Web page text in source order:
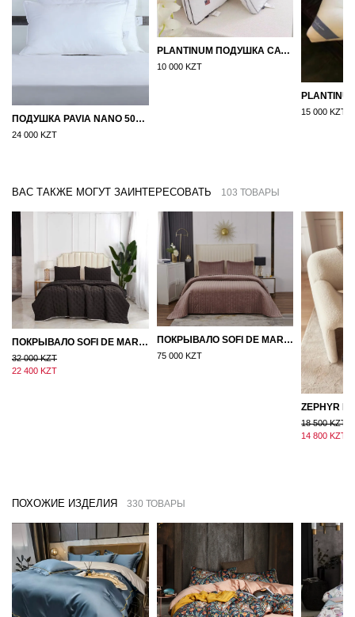
ПОДУШКА PAVIA NANO 50X70
24 000 KZT
PLANTINUM ПОДУШКА САТИН, ШЕЛК 50Х70
10 000 KZT
15 000 KZT
ВАС ТАКЖЕ МОГУТ ЗАИНТЕРЕСОВАТЬ 103 ТОВАРЫ
ПОКРЫВАЛО SOFI DE MARKO 160×220 БРОУДИ ЧЕРНО-БЕЖЕВОЕ
32 000 KZT
22 400 KZT
ПОКРЫВАЛО SOFI DE MARKO ВЕЛЮР 240×260 ФЕРДИНАНД (МОККО)
75 000 KZT
18 500 KZT
14 800 KZT
ПОХОЖИЕ ИЗДЕЛИЯ 330 ТОВАРЫ